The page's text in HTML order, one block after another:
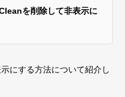
を削除して非表示に
にする方法について紹介し